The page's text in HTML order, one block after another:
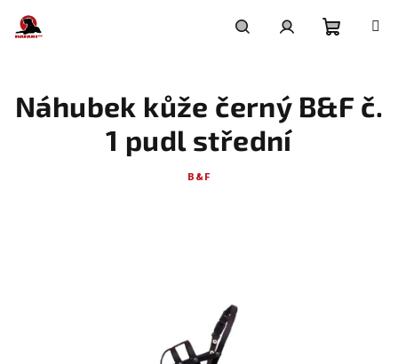
obsah
košík
Náhubek kůže černý B&F č.
1 pudl střední
B&F